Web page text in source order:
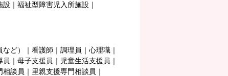
設
福祉型障害児入所施設
ど）
看護師 調理員
心理職
員 母子支援員
児童生活支援員
相談員
里親支援専門相談員